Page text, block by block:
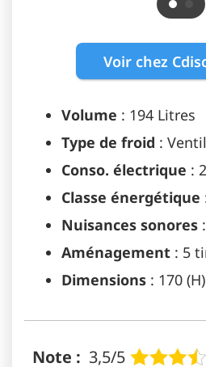
Volume : 194 Litres
Type de froid :
Conso. électrique :
Classe énergétique
Nuisances sonores
Aménagement : 5
Dimensions : 170
Voir chez
Note : 3,5/5